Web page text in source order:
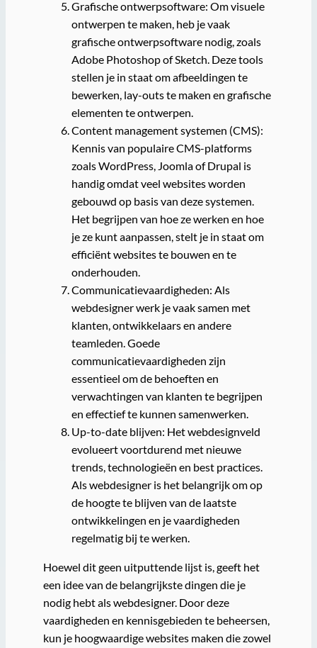
Grafische ontwerpsoftware: Om visuele
ontwerpen te maken, heb je vaak
grafische ontwerpsoftware nodig, zoals
Adobe Photoshop of Sketch. Deze tools
stellen je in staat om afbeeldingen te
bewerken, lay-outs te maken en grafische
elementen te ontwerpen.
Content management systemen (CMS):
Kennis van populaire CMS-platforms
zoals WordPress, Joomla of Drupal is
handig omdat veel websites worden
gebouwd op basis van deze systemen.
Het begrijpen van hoe ze werken en hoe
je ze kunt aanpassen, stelt je in staat om
efficiënt websites te bouwen en te
onderhouden.
Communicatievaardigheden: Als
webdesigner werk je vaak samen met
klanten, ontwikkelaars en andere
teamleden. Goede
communicatievaardigheden zijn
essentieel om de behoeften en
verwachtingen van klanten te begrijpen
en effectief te kunnen samenwerken.
Up-to-date blijven: Het webdesignveld
evolueert voortdurend met nieuwe
trends, technologieën en best practices.
Als webdesigner is het belangrijk om op
de hoogte te blijven van de laatste
ontwikkelingen en je vaardigheden
regelmatig bij te werken.
Hoewel dit geen uitputtende lijst is, geeft het
een idee van de belangrijkste dingen die je
nodig hebt als webdesigner. Door deze
vaardigheden en kennisgebieden te beheersen,
kun je hoogwaardige websites maken die zowel